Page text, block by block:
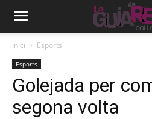
Inici Esports
Esports
Golejada per
segona volta